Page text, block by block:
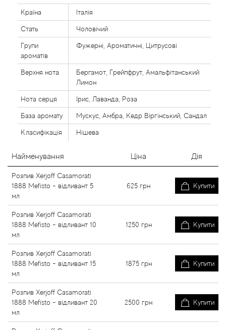
Країна Італія
Стать Чоловічий
Групи
ароматів
Фужерні, Ароматичні, Цитрусові
Верхня нота
Бергамот, Грейпфрут, Амальфітанський
Лимон
Нота серця Ірис, Лаванда, Роза
База аромату Мускус, Амбра, Кедр Віргінський, Сандал
Класифікація Нішева
Найменування Ціна Дія
Розпив Xerjoff Casamorati
1888 Mefisto - відливант 5
мл
625 грн Купити
Розпив Xerjoff Casamorati
1888 Mefisto - відливант 10
мл
1250 грн Купити
Розпив Xerjoff Casamorati
1888 Mefisto - відливант 15
мл
1875 грн Купити
Розпив Xerjoff Casamorati
1888 Mefisto - відливант 20
мл
2500 грн Купити